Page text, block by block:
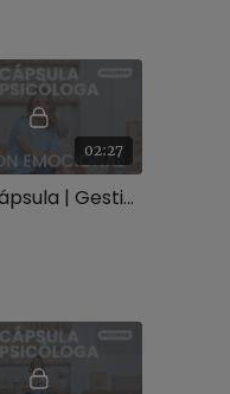
02:27
Psicocápsula | Gestión de emociones